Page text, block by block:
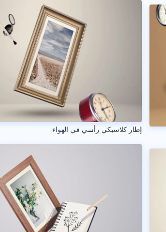
إطار كلاسيكي رأسي في الهواء